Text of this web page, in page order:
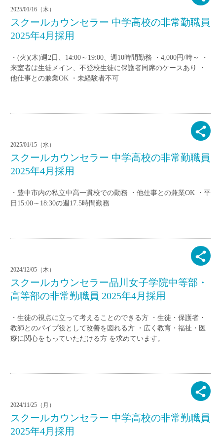
2025/01/16（木）
スクールカウンセラー 中学高校の非常勤職員
2025年4月採用
・(火)(木)週2日、14:00～19:00、週10時間勤務 ・4,000円/時～ ・
来室者は生徒メイン、不登校生徒に保護者同席のケースあり ・
他仕事との兼業OK ・未経験者不可
2025/01/15（水）
スクールカウンセラー 中学高校の非常勤職員
2025年4月採用
・豊中市内の私立中高一貫校での勤務 ・他仕事との兼業OK ・平
日15:00～18:30の週17.5時間勤務
2024/12/05（木）
スクールカウンセラー品川女子学院中等部・
高等部の非常勤職員 2025年4月採用
・生徒の視点に立って考えることのできる方 ・生徒・保護者・
教師とのパイプ役として改善を図れる方 ・広く教育・福祉・医
療に関心をもっていただける方 を求めています。
2024/11/25（月）
スクールカウンセラー 中学高校の非常勤職員
2025年4月採用